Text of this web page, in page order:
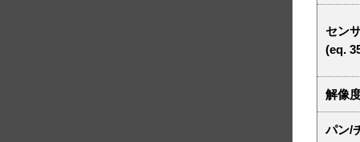
セン
(eq.
解像
パン/